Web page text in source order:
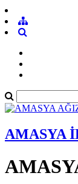
AMASYA